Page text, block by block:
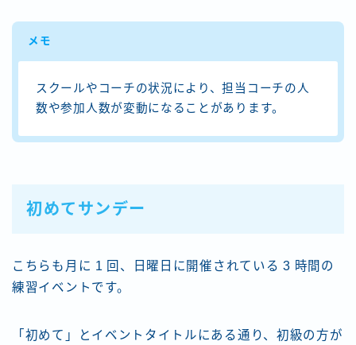
メモ
スクールやコーチの状況により、担当コーチの人
数や参加人数が変動になることがあります。
初めてサンデー
こちらも月に 1 回、日曜日に開催されている 3 時間の
練習イベントです。
「初めて」とイベントタイトルにある通り、初級の方が